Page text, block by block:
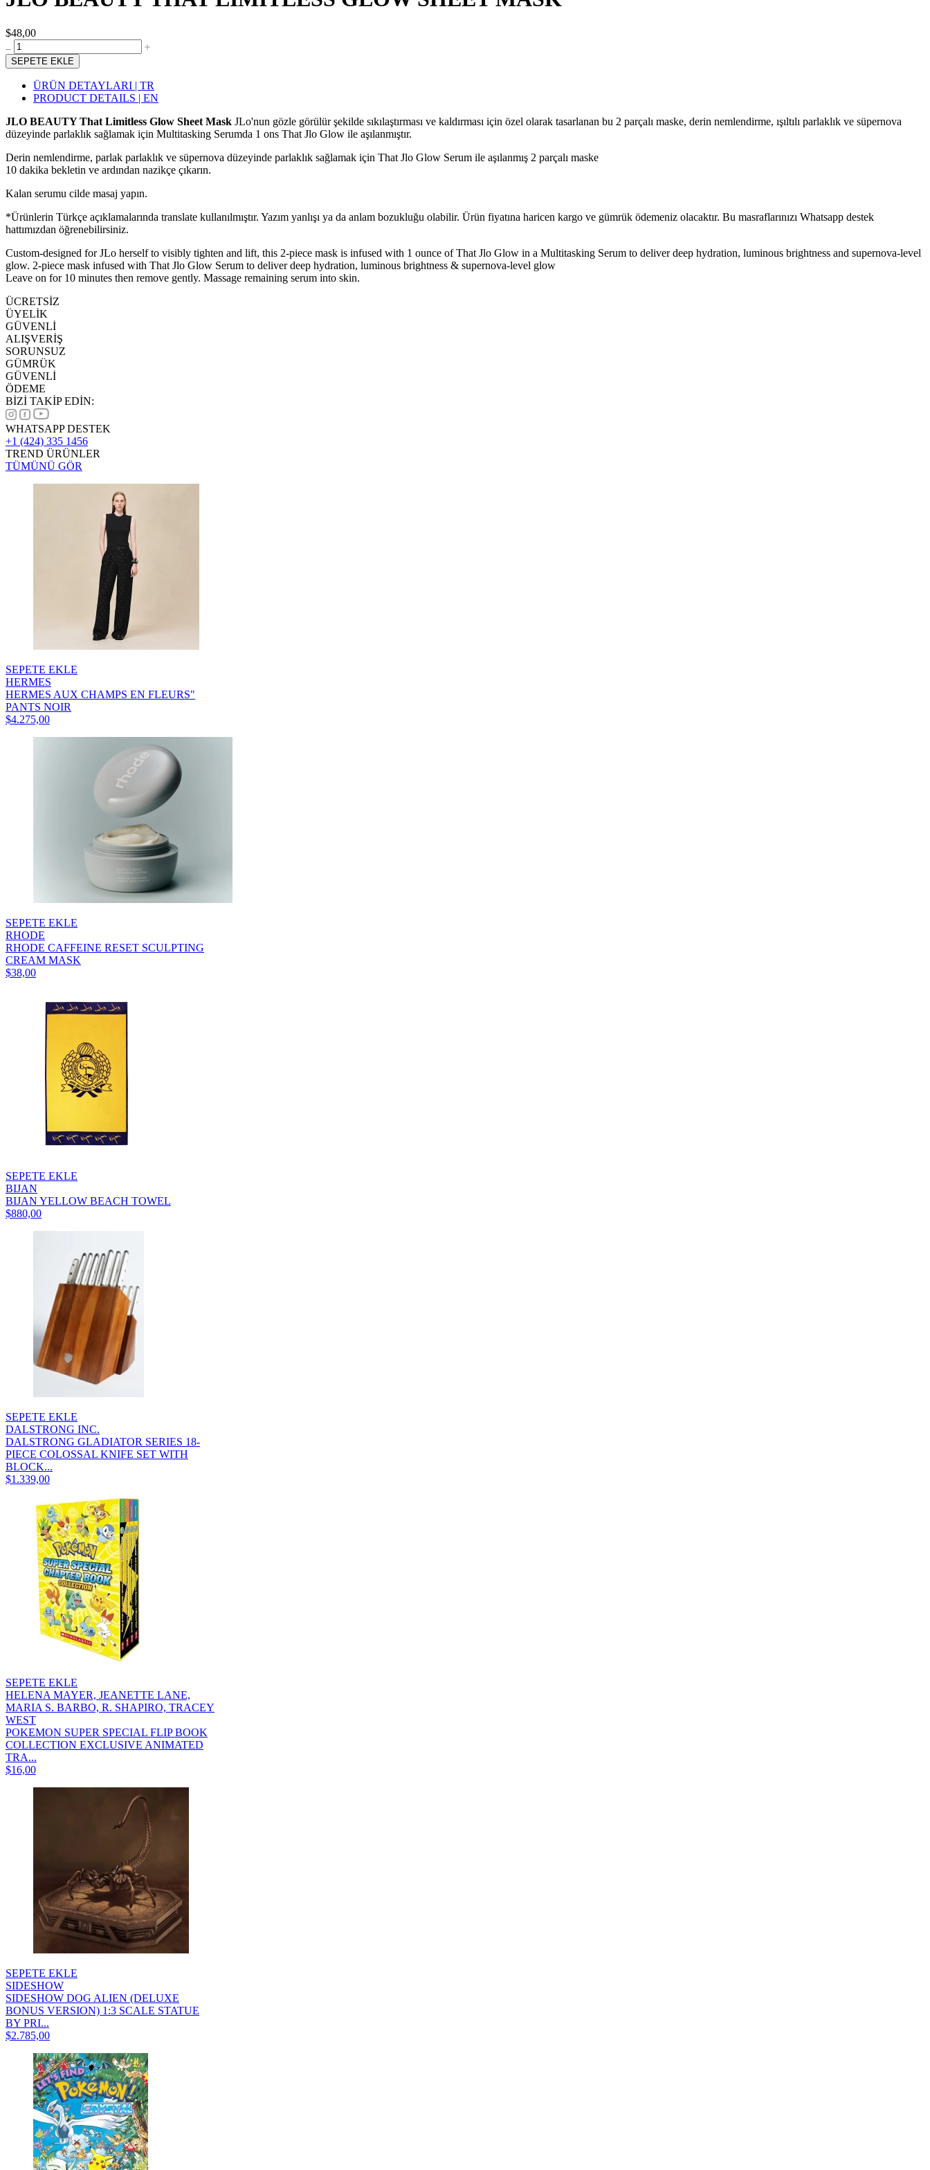
$48,00
SEPETE EKLE
ÜRÜN DETAYLARI | TR
PRODUCT DETAILS | EN
JLO BEAUTY That Limitless Glow Sheet Mask JLo'nun gözle görülür şekilde sıkılaştırması ve kaldırması için özel olarak tasarlanan bu 2 parçalı maske, derin nemlendirme, ışıltılı parlaklık ve süpernova
düzeyinde parlaklık sağlamak için Multitasking Serumda 1 ons That Jlo Glow ile aşılanmıştır.
Derin nemlendirme, parlak parlaklık ve süpernova düzeyinde parlaklık sağlamak için That Jlo Glow Serum ile aşılanmış 2 parçalı maske
10 dakika bekletin ve ardından nazikçe çıkarın.
Kalan serumu cilde masaj yapın.
*Ürünlerin Türkçe açıklamalarında translate kullanılmıştır. Yazım yanlışı ya da anlam bozukluğu olabilir. Ürün fiyatına haricen kargo ve gümrük ödemeniz olacaktır. Bu masraflarınızı Whatsapp destek
hattımızdan öğrenebilirsiniz.
Custom-designed for JLo herself to visibly tighten and lift, this 2-piece mask is infused with 1 ounce of That Jlo Glow in a Multitasking Serum to deliver deep hydration, luminous brightness and supernova-level
glow. 2-piece mask infused with That Jlo Glow Serum to deliver deep hydration, luminous brightness & supernova-level glow
Leave on for 10 minutes then remove gently. Massage remaining serum into skin.
ÜCRETSİZ
ÜYELİK
GÜVENLİ
ALIŞVERİŞ
SORUNSUZ
GÜMRÜK
GÜVENLİ
ÖDEME
BİZİ TAKİP EDİN:
WHATSAPP DESTEK
+1 (424) 335 1456
TREND ÜRÜNLER
TÜMÜNÜ GÖR
SEPETE EKLE
HERMES
HERMES AUX CHAMPS EN FLEURS"
PANTS NOIR
$4.275,00
SEPETE EKLE
RHODE
RHODE CAFFEINE RESET SCULPTING
CREAM MASK
$38,00
SEPETE EKLE
BIJAN
BIJAN YELLOW BEACH TOWEL
$880,00
SEPETE EKLE
DALSTRONG INC.
DALSTRONG GLADIATOR SERIES 18-
PIECE COLOSSAL KNIFE SET WITH
BLOCK...
$1.339,00
SEPETE EKLE
HELENA MAYER, JEANETTE LANE,
MARIA S. BARBO, R. SHAPIRO, TRACEY
WEST
POKEMON SUPER SPECIAL FLIP BOOK
COLLECTION EXCLUSIVE ANIMATED
TRA...
$16,00
SEPETE EKLE
SIDESHOW
SIDESHOW DOG ALIEN (DELUXE
BONUS VERSION) 1:3 SCALE STATUE
BY PRI...
$2.785,00